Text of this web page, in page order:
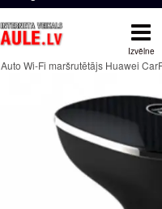
Auto Wi-Fi maršrutētājs Huawei